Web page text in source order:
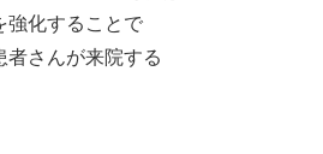
強化することで
者さんが来院する